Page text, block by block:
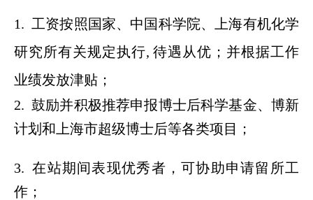
1. 工资按照国家、中国科学院、上海有机化学
研究所有关规定执行, 待遇从优；并根据工作
业绩发放津贴；
2. 鼓励并积极推荐申报博士后科学基金、博新
计划和上海市超级博士后等各类项目；
3. 在站期间表现优秀者，可协助申请留所工
作；